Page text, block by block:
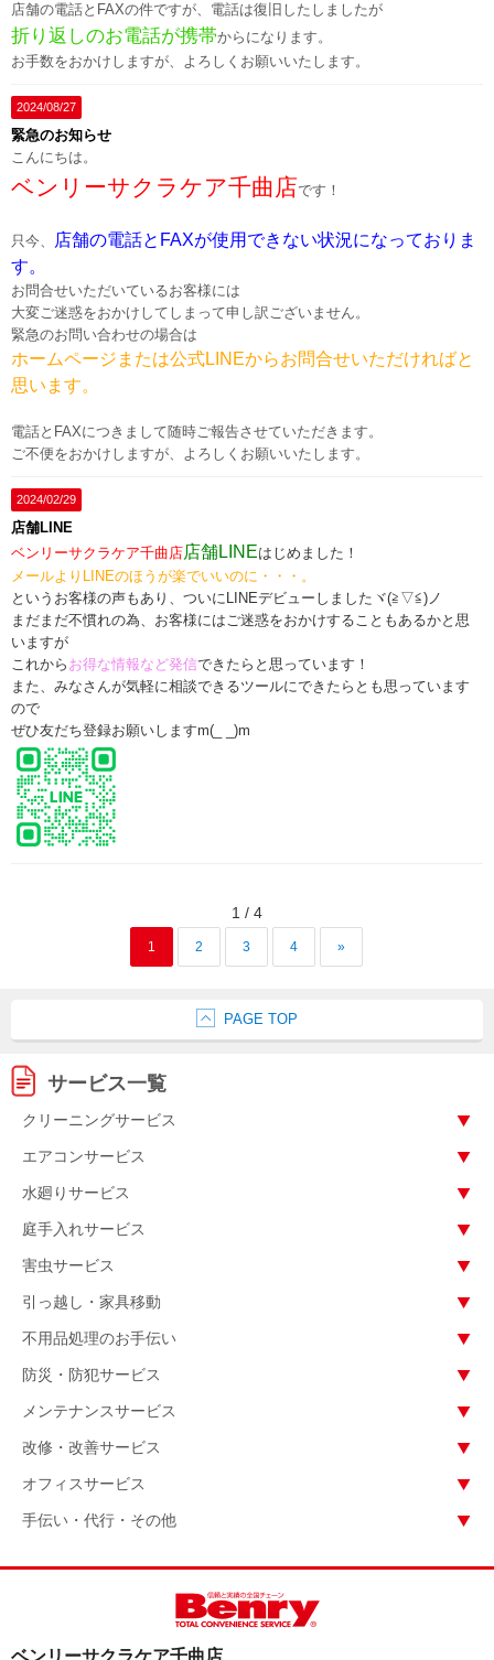
店舗の電話とFAXの件ですが、電話は復旧したしましたが
折り返しのお電話が携帯からになります。
お手数をおかけしますが、よろしくお願いいたします。
2024/08/27
緊急のお知らせ
こんにちは。
ベンリーサクラケア千曲店です！
只今、
店舗の電話とFAXが使用できない状況になっておりま
す。
お問合せいただいているお客様には
大変ご迷惑をおかけしてしまって申し訳ございません。
緊急のお問い合わせの場合は
ホームページまたは公式LINEからお問合せいただければと
思います。
電話とFAXにつきまして随時ご報告させていただきます。
ご不便をおかけしますが、よろしくお願いいたします。
2024/02/29
店舗LINE
ベンリーサクラケア千曲店店舗LINEはじめました！
メールよりLINEのほうが楽でいいのに・・・。
というお客様の声もあり、ついにLINEデビューしましたヾ(≧▽≦)ノ
まだまだ不慣れの為、お客様にはご迷惑をおかけすることもあるかと思
いますが
これから お得な情報など発信できたらと思っています！
また、みなさんが気軽に相談できるツールにできたらとも思っています
ので
ぜひ友だち登録お願いしますm(_ _)m
1 / 4
1 2 3 4 »
PAGE TOP
サービス一覧
クリーニングサービス
エアコンサービス
水廻りサービス
庭手入れサービス
害虫サービス
引っ越し・家具移動
不用品処理のお手伝い
防災・防犯サービス
メンテナンスサービス
改修・改善サービス
オフィスサービス
手伝い・代行・その他
ベンリーサクラケア千曲店